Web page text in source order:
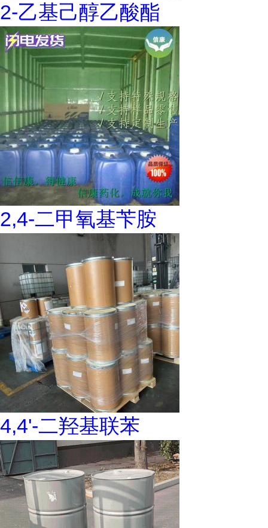
2-乙基己醇乙酸酯
2,4-二甲氧基苄胺
4,4'-二羟基联苯